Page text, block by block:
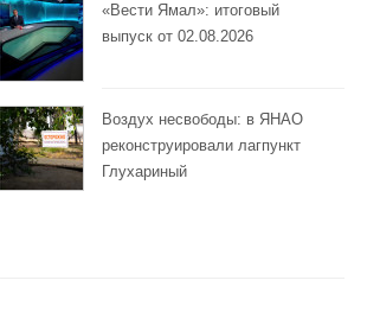
«Вести Ямал»: итоговый
выпуск от 02.08.2026
Воздух несвободы: в ЯНАО
реконструировали лагпункт
Глухариный